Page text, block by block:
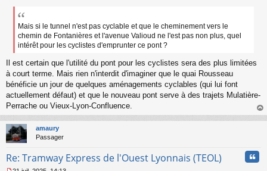
e
e
n
l
u
Mais si le tunnel n'est pas cyclable et que le cheminement vers le
chemin de Fontanières et l'avenue Valioud ne l'est pas non plus, quel
intérêt pour les cyclistes d'emprunter ce pont ?
Il est certain que l'utilité du pont pour les cyclistes sera des plus limitées
à court terme. Mais rien n'interdit d'imaginer que le quai Rousseau
bénéficie un jour de quelques aménagements cyclables (qui lui font
actuellement défaut) et que le nouveau pont serve à des trajets Mulatière-
Perrache ou Vieux-Lyon-Confluence.
au
amaury
Passager
Re: Tramway Express de l'Ouest Lyonnais (TEOL)